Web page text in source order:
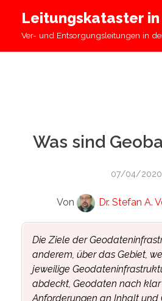
WISSENSWERTES
Was sind
07/04/2020
Von Dr. Stefan A.
Die Ziele der
anderem, über das Gebiet,
jeweilige
abdeckt, Geodaten nach
Anforderungen an Inhalt und